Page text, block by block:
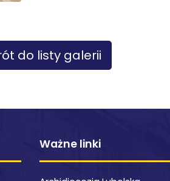
do listy galerii
Ważne linki